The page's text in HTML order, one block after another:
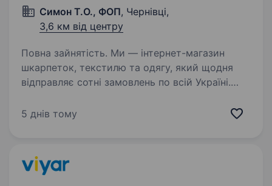
Симон Т.О., ФОП, Чернівці,
3,6 км від центру
Повна зайнятість. Ми — інтернет-магазин
шкарпеток, текстилю та одягу, який щодня
відправляє сотні замовлень по всій Україні.
відповідального пакувальника інтернет-
5 днів тому